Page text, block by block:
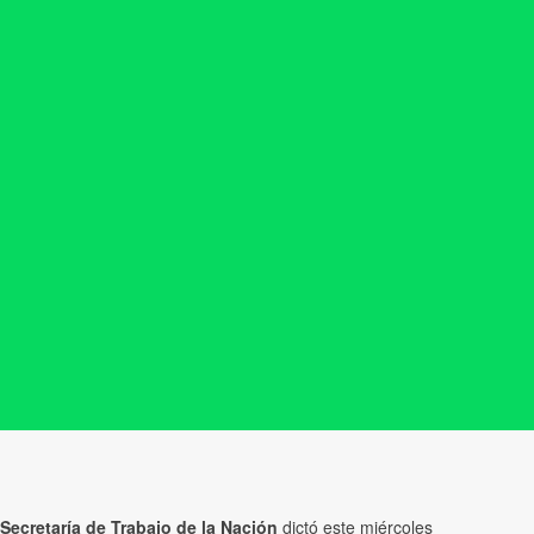
de Trabajo de la Nación dictó este miércoles